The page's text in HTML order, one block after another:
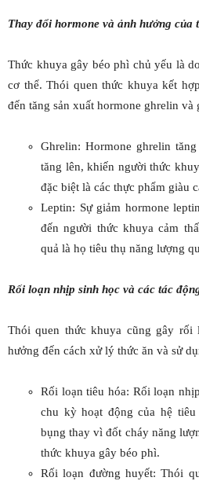
Thay đổi hormone và ảnh hưởng của
Thức khuya gây béo phì chủ yếu là
cơ thể. Thói quen thức khuya kết
đến tăng sản xuất hormone ghrelin và
Ghrelin: Hormone ghrelin
tăng lên, khiến người thức
đặc biệt là các thực phẩm giàu
Leptin: Sự giảm hormone
đến người thức khuya cảm
quả là họ tiêu thụ năng lượng
Rối loạn nhịp sinh học và các tác
Thói quen thức khuya cũng gây rối
hưởng đến cách xử lý thức ăn và sử
Rối loạn tiêu hóa: Rối loạn
chu kỳ hoạt động của hệ
bụng thay vì đốt cháy năng
thức khuya gây béo phì.
Rối loạn đường huyết: Thói